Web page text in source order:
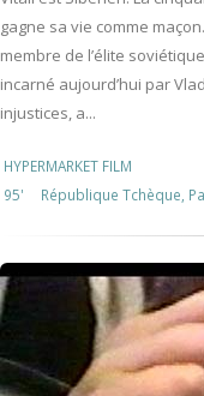
gagne sa vie comme
membre de l’élite
incarné aujourd’hui par
injustices, a...
HYPERMARKET FILM
95'
République Tchèque,